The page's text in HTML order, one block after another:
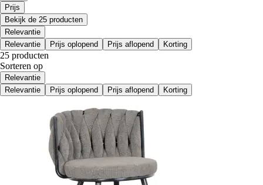
Prijs
Bekijk de 25 producten
Relevantie
Relevantie
Prijs oplopend Prijs aflopend Korting
25 producten
Sorteren op
Relevantie
Relevantie
Prijs oplopend Prijs aflopend Korting